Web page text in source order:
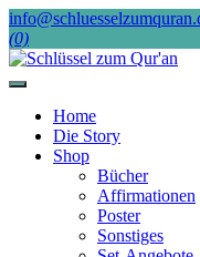
Skip
to
content
(0)
Home
Die Story
Shop
Bücher
Affirmationen
Poster
Sonstiges